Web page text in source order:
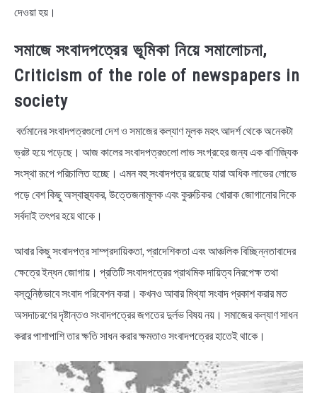
দেওয়া হয়।
সমাজে সংবাদপত্রের ভূমিকা নিয়ে সমালোচনা,
Criticism of the role of newspapers in
society
বর্তমানের সংবাদপত্রগুলো দেশ ও সমাজের কল্যাণ মূলক মহৎ আদর্শ থেকে অনেকটা
ভ্রষ্ট হয়ে পড়েছে। আজ কালের সংবাদপত্রগুলো লাভ সংগ্রহের জন্য এক বাণিজ্যিক
সংস্থা রূপে পরিচালিত হচ্ছে। এমন বহু সংবাদপত্র রয়েছে যারা অধিক লাভের লোভে
পড়ে বেশ কিছু অস্বাস্থ্যকর, উত্তেজনামূলক এবং কুরুচিকর খোরাক জোগানোর দিকে
সর্বদাই তৎপর হয়ে থাকে।
আবার কিছু সংবাদপত্র সাম্প্রদায়িকতা, প্রাদেশিকতা এবং আঞ্চলিক বিচ্ছিন্নতাবাদের
ক্ষেত্রে ইন্ধন জোগায়। প্রতিটি সংবাদপত্রের প্রাথমিক দায়িত্ব নিরপেক্ষ তথা
বস্তুনিষ্ঠভাবে সংবাদ পরিবেশন করা। কখনও আবার মিথ্যা সংবাদ প্রকাশ করার মত
অসদাচরণের দৃষ্টান্তও সংবাদপত্রের জগতের দুর্লভ বিষয় নয়। সমাজের কল্যাণ সাধন
করার পাশাপাশি তার ক্ষতি সাধন করার ক্ষমতাও সংবাদপত্রের হাতেই থাকে।